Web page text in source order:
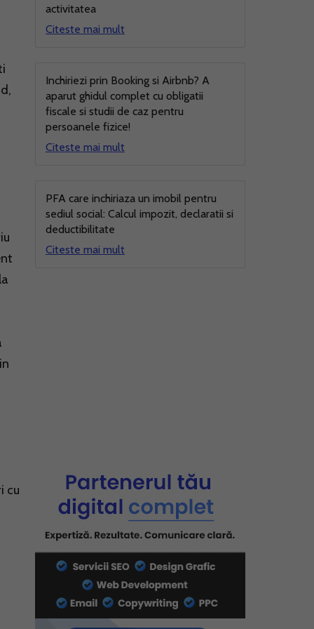
cu
activitatea
Citeste mai mult
Inchiriezi prin Booking si Airbnb? A
aparut ghidul complet cu obligatii
fiscale si studii de caz pentru
persoanele fizice!
Citeste mai mult
PFA care inchiriaza un imobil pentru
sediul social: Calcul impozit, declaratii si
deductibilitate
Citeste mai mult